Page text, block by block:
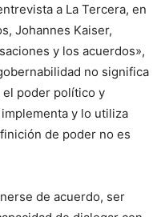
a La Tercera, en
Johannes Kaiser,
y los acuerdos»,
no significa
el poder político y
y lo utiliza
de poder no es
de acuerdo, ser